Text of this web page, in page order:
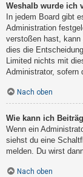
Weshalb wurde ich
In jedem Board gibt
Administration
verstoßen hast, kann
dies die
Limited nichts mit
Administrator, sofern
Nach oben
Wie kann ich
Wenn ein
siehst du eine
melden. Du wirst
Nach oben